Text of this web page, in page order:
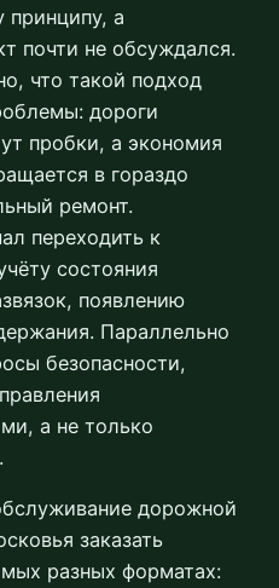
принципу, а
почти не обсуждался.
что такой подход
дороги
пробки, а экономия
в гораздо
ремонт.
переходить к
состояния
появлению
Параллельно
безопасности,
а не только
дорожной
заказать
разных форматах: